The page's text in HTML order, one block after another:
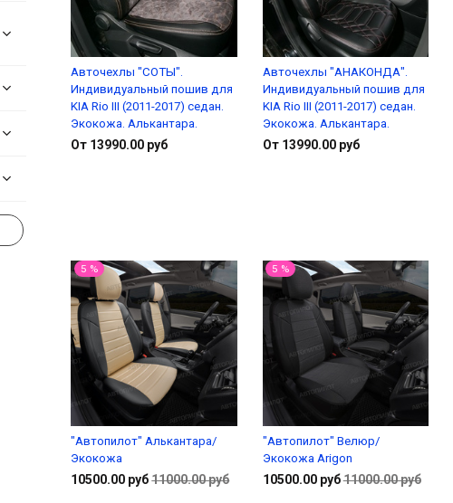
Авточехлы "СОТЫ".
Индивидуальный пошив для
KIA Rio III (2011-2017) седан.
Экокожа. Алькантара.
От 13990.00 руб
Авточехлы "АНАКОНДА".
Индивидуальный пошив для
KIA Rio III (2011-2017) седан.
Экокожа. Алькантара.
От 13990.00 руб
5 %
"Автопилот" Алькантара/
Экокожа
10500.00 руб 11000.00 руб
5 %
"Автопилот" Велюр/
Экокожа Arigon
10500.00 руб11000.00 руб